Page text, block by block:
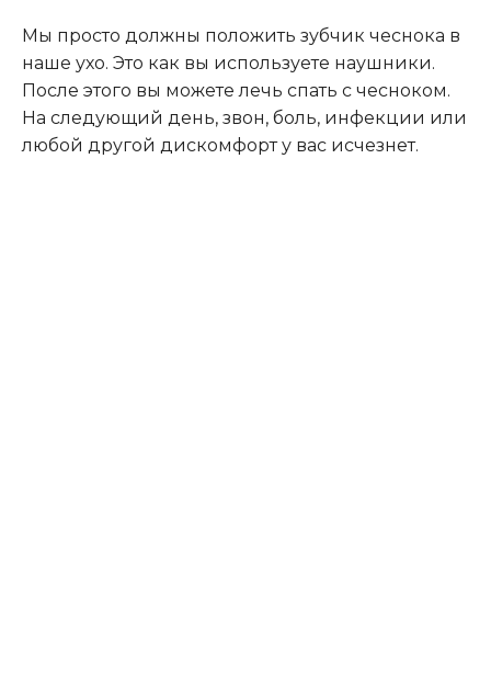
Мы просто должны положить зубчик чеснока в
наше ухо. Это как вы используете наушники.
После этого вы можете лечь спать с чесноком.
На следующий день, звон, боль, инфекции или
любой другой дискомфорт у вас исчезнет.